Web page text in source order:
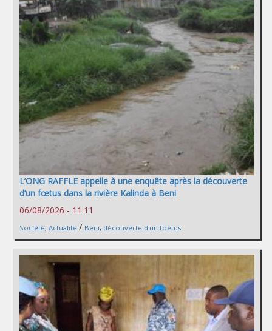
L’ONG RAFFLE appelle à une enquête après la découverte
d’un fœtus dans la rivière Kalinda à Beni
06/08/2026 - 11:11
Société, Actualité / Beni, découverte d'un foetus